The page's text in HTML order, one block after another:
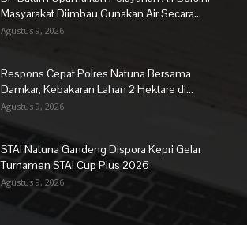
Masyarakat Diimbau Gunakan Air Secara...
Agustus 9, 2026
Respons Cepat Polres Natuna Bersama
Damkar, Kebakaran Lahan 2 Hektare di...
Agustus 9, 2026
STAI Natuna Gandeng Dispora Kepri Gelar
Turnamen STAI Cup Plus 2026
Agustus 9, 2026